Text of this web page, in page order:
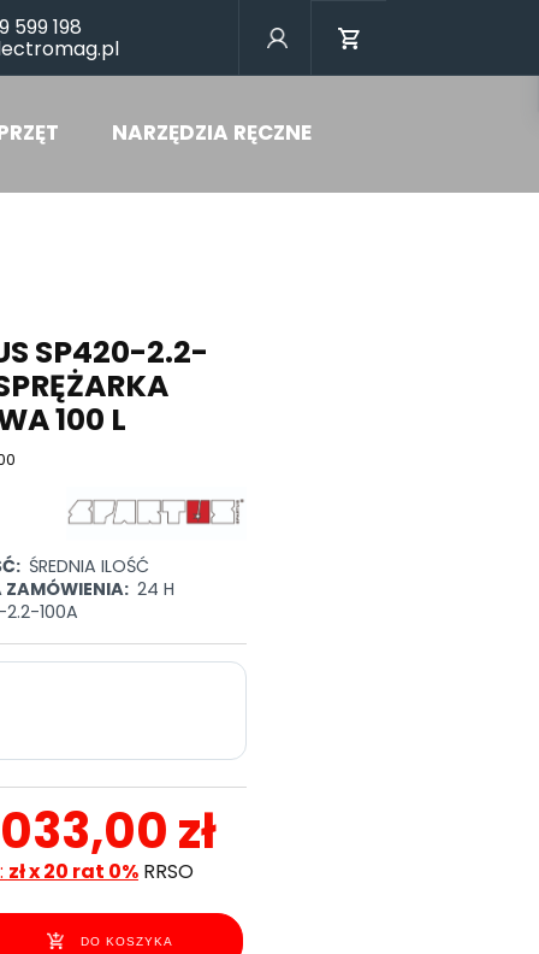
599 198
NARZĘDZIA RĘCZNE
SP420-2.2-
100 L
ŚREDNIA ILOŚĆ
ZAMÓWIENIA: 24 H
2.2-100A
zł
zł x 20 rat 0%RRSO
DO KOSZYKA